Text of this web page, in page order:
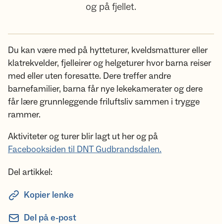
og på fjellet.
Du kan være med på hytteturer, kveldsmatturer eller
klatrekvelder, fjelleirer og helgeturer hvor barna reiser
med eller uten foresatte. Dere treffer andre
barnefamilier, barna får nye lekekamerater og dere
får lære grunnleggende friluftsliv sammen i trygge
rammer.
Aktiviteter og turer blir lagt ut her og på
Facebooksiden til DNT Gudbrandsdalen.
Del artikkel:
Kopier lenke
Del på e-post